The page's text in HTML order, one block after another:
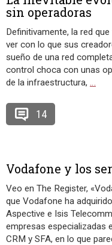
sin operadoras
Definitivamente, la red
ver con lo que sus
sueño de una red
control choca con unas
de la infraestructura, …
14
Vodafone y los
Veo en The Register,
que Vodafone ha
Aspective e Isis
empresas especializadas
CRM y SFA, en lo que